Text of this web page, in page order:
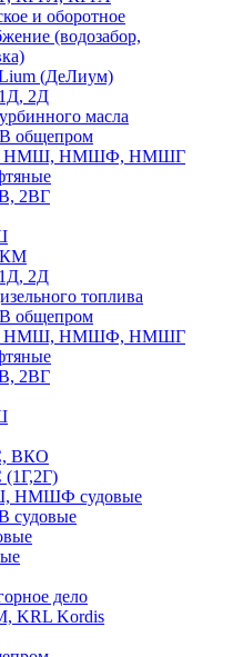
и оборотное
(водозабор,
(ДеЛиум)
2Д
масла
общепром
НМШ, НМШФ, НМШГ
2ВГ
КМ
2Д
топлива
общепром
НМШ, НМШФ, НМШГ
2ВГ
ВКО
судовые
судовые
дело
KRL Kordis